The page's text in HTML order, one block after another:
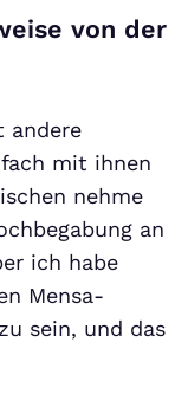
von der
andere
mit ihnen
nehme
an
ich habe
Mensa-
sein, und das